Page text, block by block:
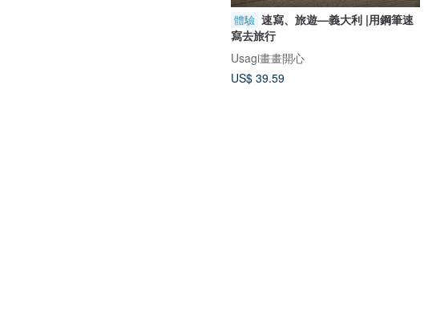
體驗 速寫、旅遊—義大利 |用鋼筆速
寫去旅行
Usagi畫畫開心
US$ 39.59